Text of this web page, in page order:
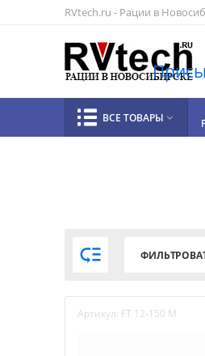
RVtech.ru - Рации в
ВСЕ ТОВАРЫ 

Артикул: FT 12-150 M